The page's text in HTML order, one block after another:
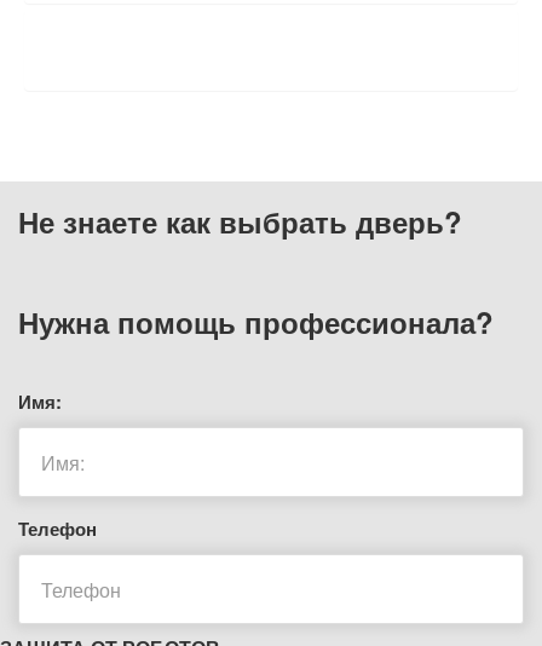
Не знаете как выбрать дверь?
Нужна помощь профессионала?
Имя:
Телефон